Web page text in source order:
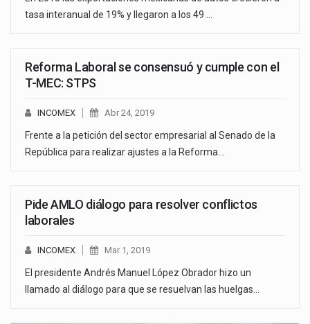
tasa interanual de 19% y llegaron a los 49 …
Reforma Laboral se consensuó y cumple con el
T-MEC: STPS
INCOMEX Abr 24, 2019
Frente a la petición del sector empresarial al Senado de la
República para realizar ajustes a la Reforma…
Pide AMLO diálogo para resolver conflictos
laborales
INCOMEX Mar 1, 2019
El presidente Andrés Manuel López Obrador hizo un
llamado al diálogo para que se resuelvan las huelgas…